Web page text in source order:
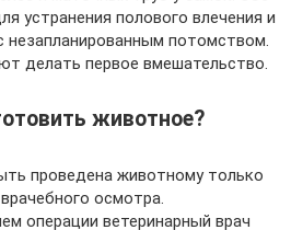
устранения полового влечения и
потомством.
делать первое вмешательство.
животное?
проведена животному только
осмотра.
операции ветеринарный врач